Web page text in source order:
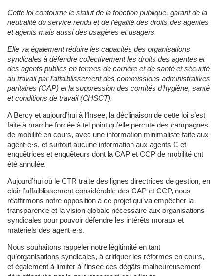
Cette loi contourne le statut de la fonction publique, garant de la
neutralité du service rendu et de l’égalité des droits des agentes
et agents mais aussi des usagères et usagers.
Elle va également réduire les capacités des organisations
syndicales à défendre collectivement les droits des agentes et
des agents publics en termes de carrière et de santé et sécurité
au travail par l’affaiblissement des commissions administratives
paritaires (CAP) et la suppression des comités d’hygiène, santé
et conditions de travail (CHSCT).
A Bercy et aujourd’hui à l’Insee, la déclinaison de cette loi s’est
faite à marche forcée à tel point qu’elle percute des campagnes
de mobilité en cours, avec une information minimaliste faite aux
agent·e·s, et surtout aucune information aux agents C et
enquêtrices et enquêteurs dont la CAP et CCP de mobilité ont
été annulée.
Aujourd’hui où le CTR traite des lignes directrices de gestion, en
clair l’affaiblissement considérable des CAP et CCP, nous
réaffirmons notre opposition à ce projet qui va empêcher la
transparence et la vision globale nécessaire aux organisations
syndicales pour pouvoir défendre les intérêts moraux et
matériels des agent·e·s.
Nous souhaitons rappeler notre légitimité en tant
qu’organisations syndicales, à critiquer les réformes en cours,
et également à limiter à l’Insee des dégâts malheureusement